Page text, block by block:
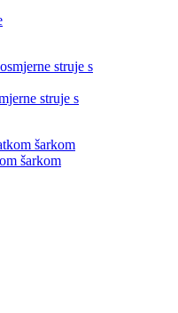
struje s
šarkom